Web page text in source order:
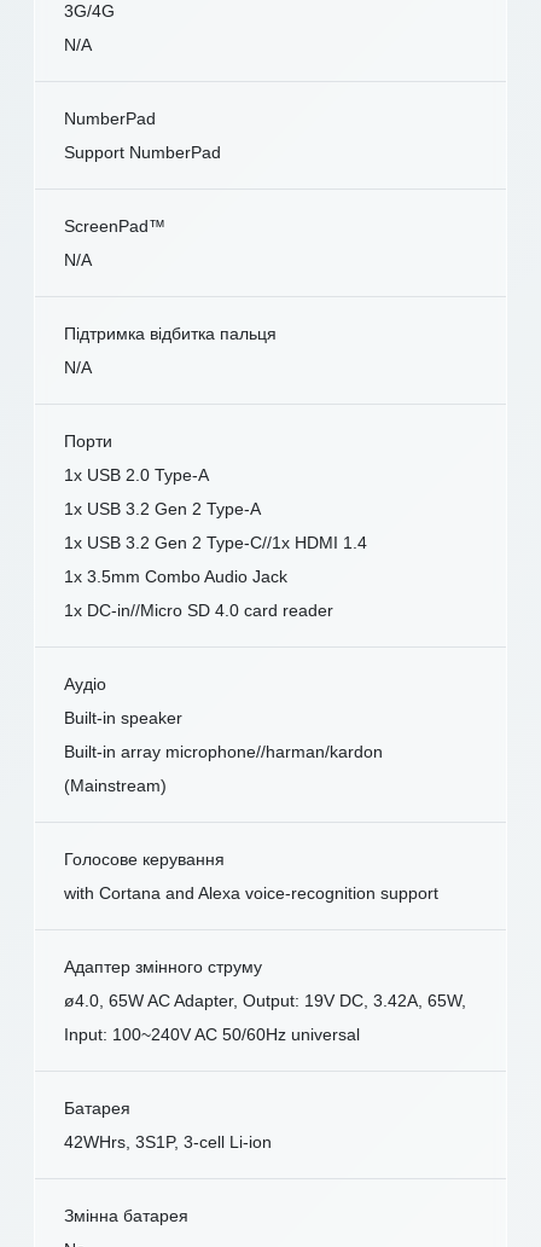
3G/4G
N/A
NumberPad
Support NumberPad
ScreenPad™
N/A
Підтримка відбитка пальця
N/A
Порти
1x USB 2.0 Type-A
1x USB 3.2 Gen 2 Type-A
1x USB 3.2 Gen 2 Type-C//1x HDMI 1.4
1x 3.5mm Combo Audio Jack
1x DC-in//Micro SD 4.0 card reader
Аудіо
Built-in speaker
Built-in array microphone//harman/kardon
(Mainstream)
Голосове керування
with Cortana and Alexa voice-recognition support
Адаптер змінного струму
ø4.0, 65W AC Adapter, Output: 19V DC, 3.42A, 65W,
Input: 100~240V AC 50/60Hz universal
Батарея
42WHrs, 3S1P, 3-cell Li-ion
Змінна батарея